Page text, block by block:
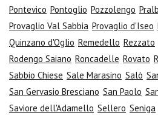
Pontevico Pontoglio Pozzolengo
Provaglio Val Sabbia Provaglio d'Iseo
Quinzano d'Oglio Remedello Rezzato
Rodengo Saiano Roncadelle Rovato
Sabbio Chiese Sale Marasino Salò
San Gervasio Bresciano San Paolo
Saviore dell'Adamello Sellero Seniga